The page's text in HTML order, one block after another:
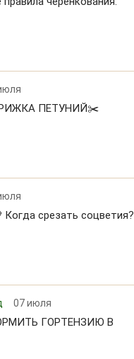
ПЕТУНИЙ✂️
срезать соцветия?
07 июля
ГОРТЕНЗИЮ В